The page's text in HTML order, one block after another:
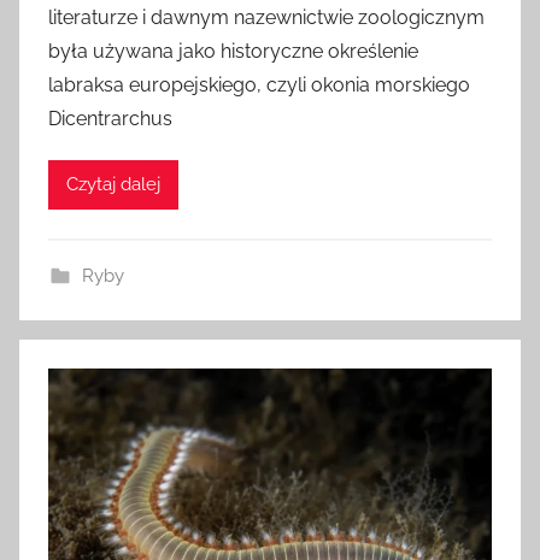
z
a
d
literaturze i dawnym nazewnictwie zoologicznym
była używana jako historyczne określenie
labraksa europejskiego, czyli okonia morskiego
Dicentrarchus
Czytaj dalej
Ryby